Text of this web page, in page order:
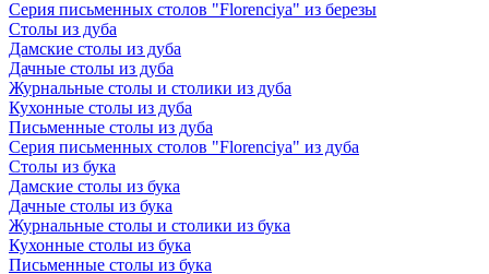
Серия письменных столов "Florenciya" из березы
Столы из дуба
Дамские столы из дуба
Дачные столы из дуба
Журнальные столы и столики из дуба
Кухонные столы из дуба
Письменные столы из дуба
Серия письменных столов "Florenciya" из дуба
Столы из бука
Дамские столы из бука
Дачные столы из бука
Журнальные столы и столики из бука
Кухонные столы из бука
Письменные столы из бука